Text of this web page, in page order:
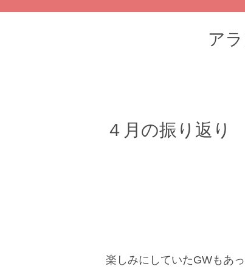
ア
４月の振り返り
楽しみにしていたGWもあ